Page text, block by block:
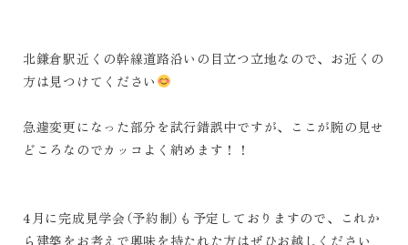
北鎌倉駅近くの幹線道路沿いの目立つ立地なので、お近くの
方は見つけてください
急遽変更になった部分を試行錯誤中ですが、ここが腕の見せ
どころなのでカッコよく納めます！！
4月に完成見学会（予約制）も予定しておりますので、これか
ら建築をお考えで興味を持たれた方はぜひお越しください